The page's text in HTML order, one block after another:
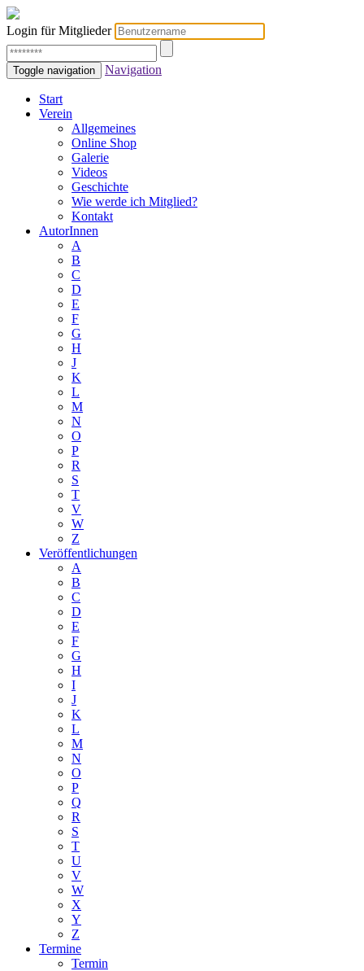
Login für Mitglieder
Toggle navigation Navigation
Start
Verein
Allgemeines
Online Shop
Galerie
Videos
Geschichte
Wie werde ich Mitglied?
Kontakt
AutorInnen
A
B
C
D
E
F
G
H
J
K
L
M
N
O
P
R
S
T
V
W
Z
Veröffentlichungen
A
B
C
D
E
F
G
H
I
J
K
L
M
N
O
P
Q
R
S
T
U
V
W
X
Y
Z
Termine
Termin